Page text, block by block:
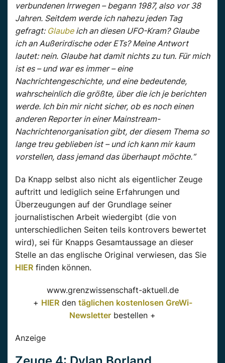
verbundenen Irrwegen – begann 1987, also vor 38
Jahren. Seitdem werde ich nahezu jeden Tag
gefragt: Glaubeich an diesen UFO-Kram? Glaube
ich an Außerirdische oder ETs? Meine Antwort
lautet: nein. Glaube hat damit nichts zu tun. Für mich
ist es – und war es immer – eine
Nachrichtengeschichte, und eine bedeutende,
wahrscheinlich die größte, über die ich je berichten
werde. Ich bin mir nicht sicher, ob es noch einen
anderen Reporter in einer Mainstream-
Nachrichtenorganisation gibt, der diesem Thema so
lange treu geblieben ist – und ich kann mir kaum
vorstellen, dass jemand das überhaupt möchte.“
Da Knapp selbst also nicht als eigentlicher Zeuge
auftritt und lediglich seine Erfahrungen und
Überzeugungen auf der Grundlage seiner
journalistischen Arbeit wiedergibt (die von
unterschiedlichen Seiten teils kontrovers bewertet
wird), sei für Knapps Gesamtaussage an dieser
Stelle an das englische Original verwiesen, das Sie
HIER finden können.
www.grenzwissenschaft-aktuell.de
+ HIERden täglichen kostenlosen GreWi-
Newsletter bestellen +
Anzeige